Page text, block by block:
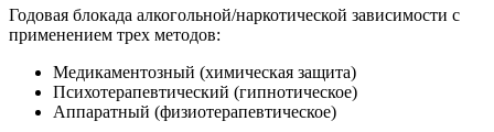
Годовая блокада алкогольной/наркотической зависимости с
применением трех методов:
Медикаментозный (химическая защита)
Психотерапевтический (гипнотическое)
Аппаратный (физиотерапевтическое)